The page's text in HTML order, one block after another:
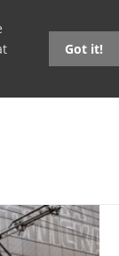
Got it!